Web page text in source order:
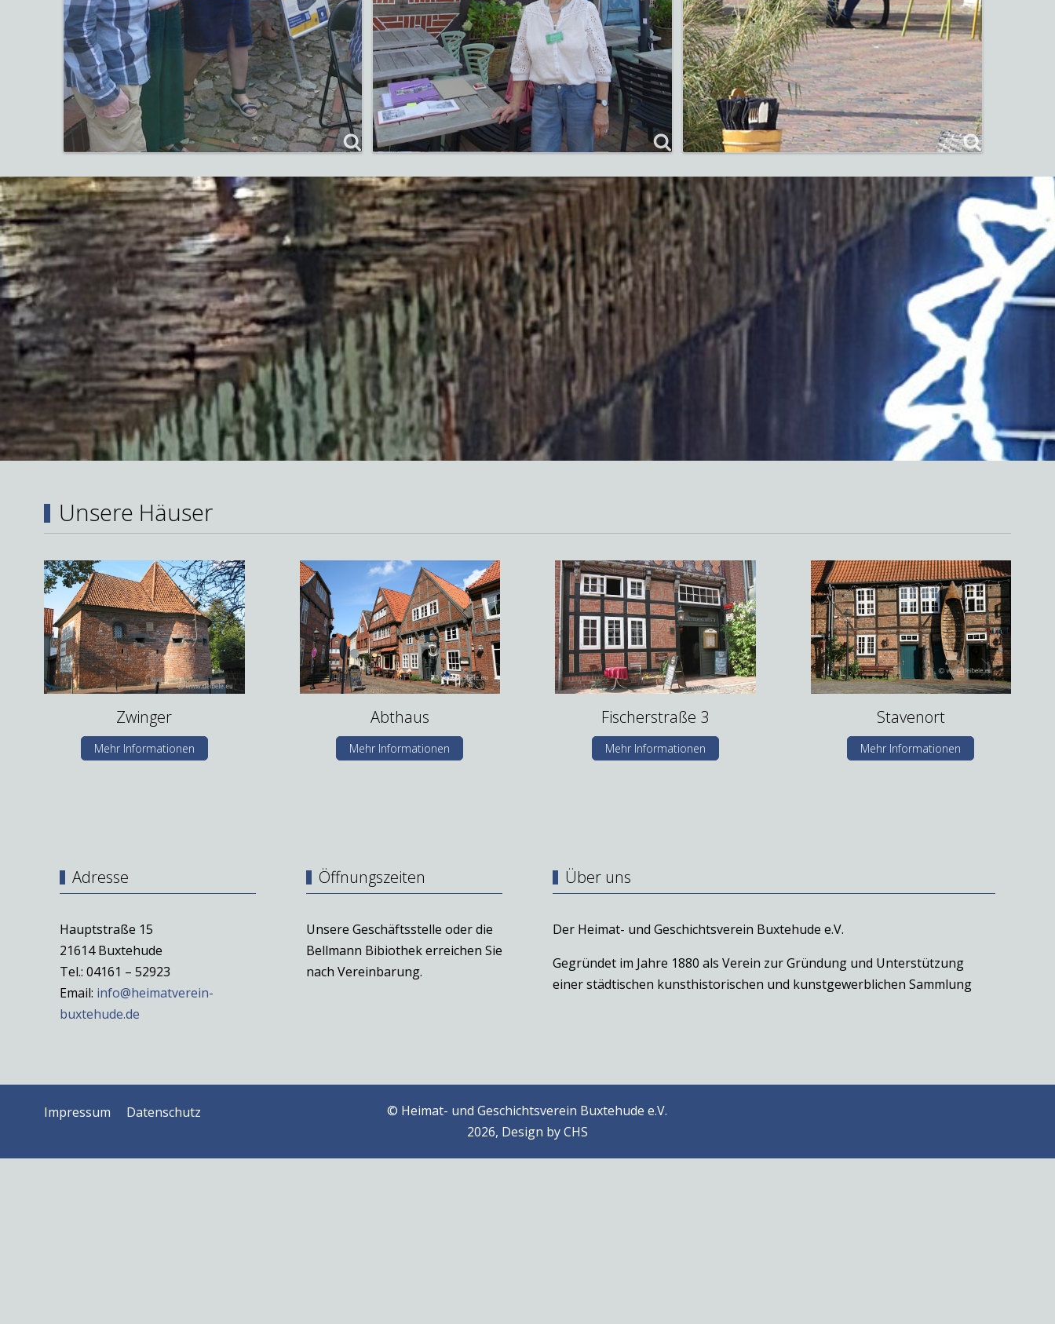
Unsere Häuser
Zwinger
Mehr Informationen
Abthaus
Mehr Informationen
Fischerstraße 3
Mehr Informationen
Stavenort
Mehr Informationen
Adresse
Hauptstraße 15
21614 Buxtehude
Tel.: 04161 – 52923
Email: info@heimatverein-
buxtehude.de
Öffnungszeiten
Unsere Geschäftsstelle oder die
Bellmann Bibiothek erreichen Sie
nach Vereinbarung.
Über uns
Der Heimat- und Geschichtsverein Buxtehude e.V.
Gegründet im Jahre 1880 als Verein zur Gründung und Unterstützung
einer städtischen kunsthistorischen und kunstgewerblichen Sammlung
Impressum Datenschutz
© Heimat- und Geschichtsverein Buxtehude e.V.
2026, Design byCHS